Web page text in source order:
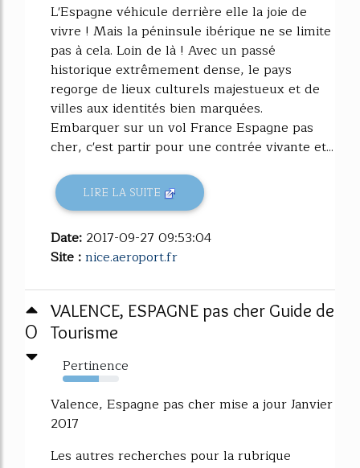
L'Espagne véhicule derrière elle la joie de
vivre ! Mais la péninsule ibérique ne se limite
pas à cela. Loin de là ! Avec un passé
historique extrêmement dense, le pays
regorge de lieux culturels majestueux et de
villes aux identités bien marquées.
Embarquer sur un vol France Espagne pas
cher, c'est partir pour une contrée vivante et...
LIRE LA SUITE
Date: 2017-09-27 09:53:04
Site :nice.aeroport.fr
0
VALENCE, ESPAGNE pas cher Guide de
Tourisme
Pertinence
64%
Valence, Espagne pas cher mise a jour Janvier
2017
Les autres recherches pour la rubrique